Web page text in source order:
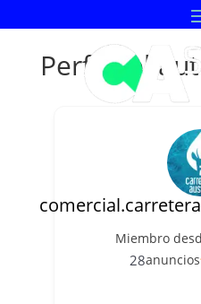
Perfil del
Miembro
28anuncios